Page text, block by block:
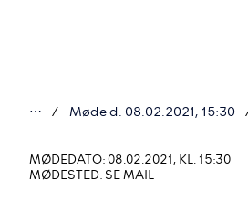
er
her
⋯ Møde d. 08.02.2021, 15:30
MØDEDATO: 08.02.2021, KL. 15:30
MØDESTED: SE MAIL